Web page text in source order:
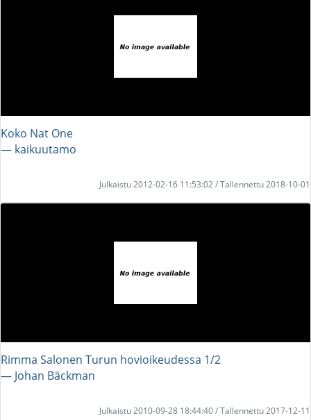
Koko Nat One
― kaikuutamo
Julkaistu 2012-02-16 11:53:02 / Tallennettu 2018-10-01
Rimma Salonen Turun hovioikeudessa 1/2
― Johan Bäckman
Julkaistu 2010-09-28 18:44:40 / Tallennettu 2017-12-11